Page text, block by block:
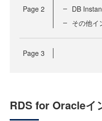
Page 2
DB
その他イ
Page 3
RDS for Oracleイ